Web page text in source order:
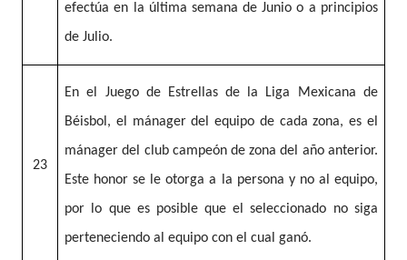
efectúa en la última semana de Junio o a principios
de Julio.
23
En el Juego de Estrellas de la Liga Mexicana de
Béisbol, el mánager del equipo de cada zona, es el
mánager del club campeón de zona del año anterior.
Este honor se le otorga a la persona y no al equipo,
por lo que es posible que el seleccionado no siga
perteneciendo al equipo con el cual ganó.